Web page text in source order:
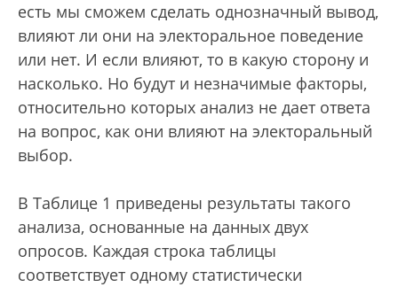
есть мы сможем сделать однозначный вывод,
влияют ли они на электоральное поведение
или нет. И если влияют, то в какую сторону и
насколько. Но будут и незначимые факторы,
относительно которых анализ не дает ответа
на вопрос, как они влияют на электоральный
выбор.
В Таблице 1 приведены результаты такого
анализа, основанные на данных двух
опросов. Каждая строка таблицы
соответствует одному статистически